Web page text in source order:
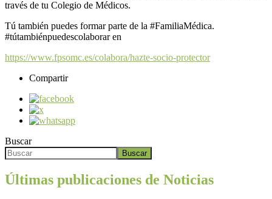
través de tu Colegio de Médicos.
Tú también puedes formar parte de la #FamiliaMédica.
#tútambiénpuedescolaborar en
https://www.fpsomc.es/colabora/hazte-socio-protector
Compartir
Buscar
Buscar
Últimas publicaciones de Noticias